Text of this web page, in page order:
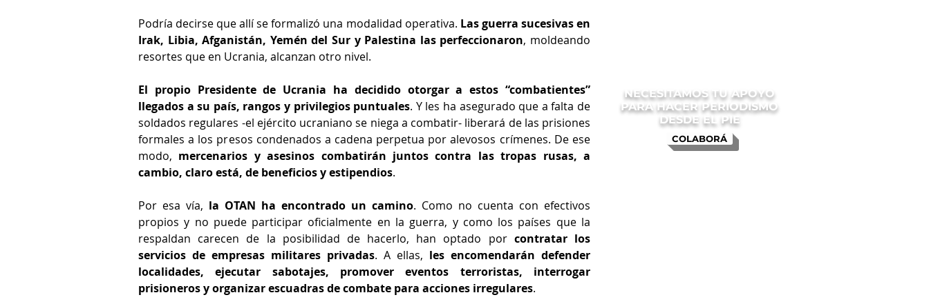
Podría decirse que allí se formalizó una modalidad operativa. Las guerra sucesivas en
Irak, Libia, Afganistán, Yemén del Sur y Palestina las perfeccionaron, moldeando
resortes que en Ucrania, alcanzan otro nivel.
El propio Presidente de Ucrania ha decidido otorgar a estos “combatientes”
llegados a su país, rangos y privilegios puntuales. Y les ha asegurado que a falta de
soldados regulares -el ejército ucraniano se niega a combatir- liberará de las prisiones
formales a los presos condenados a cadena perpetua por alevosos crímenes. De ese
modo, mercenarios y asesinos combatirán juntos contra las tropas rusas, a
cambio, claro está, de beneficios y estipendios.
Por esa vía, la OTAN ha encontrado un camino. Como no cuenta con efectivos
propios y no puede participar oficialmente en la guerra, y como los países que la
respaldan carecen de la posibilidad de hacerlo, han optado por contratar los
servicios de empresas militares privadas. A ellas, les encomendarán defender
localidades, ejecutar sabotajes, promover eventos terroristas, interrogar
prisioneros y organizar escuadras de combate para acciones irregulares.
COLABORÁ
NECESITAMOS TU APOYO
PARA HACER PERIODISMO
DESDE EL PIE